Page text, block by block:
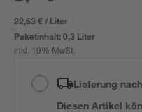
22,63 € / Liter
Paketinhalt:0,3 Liter
inkl. 19% MwSt.
Lieferung
Diesen Artikel